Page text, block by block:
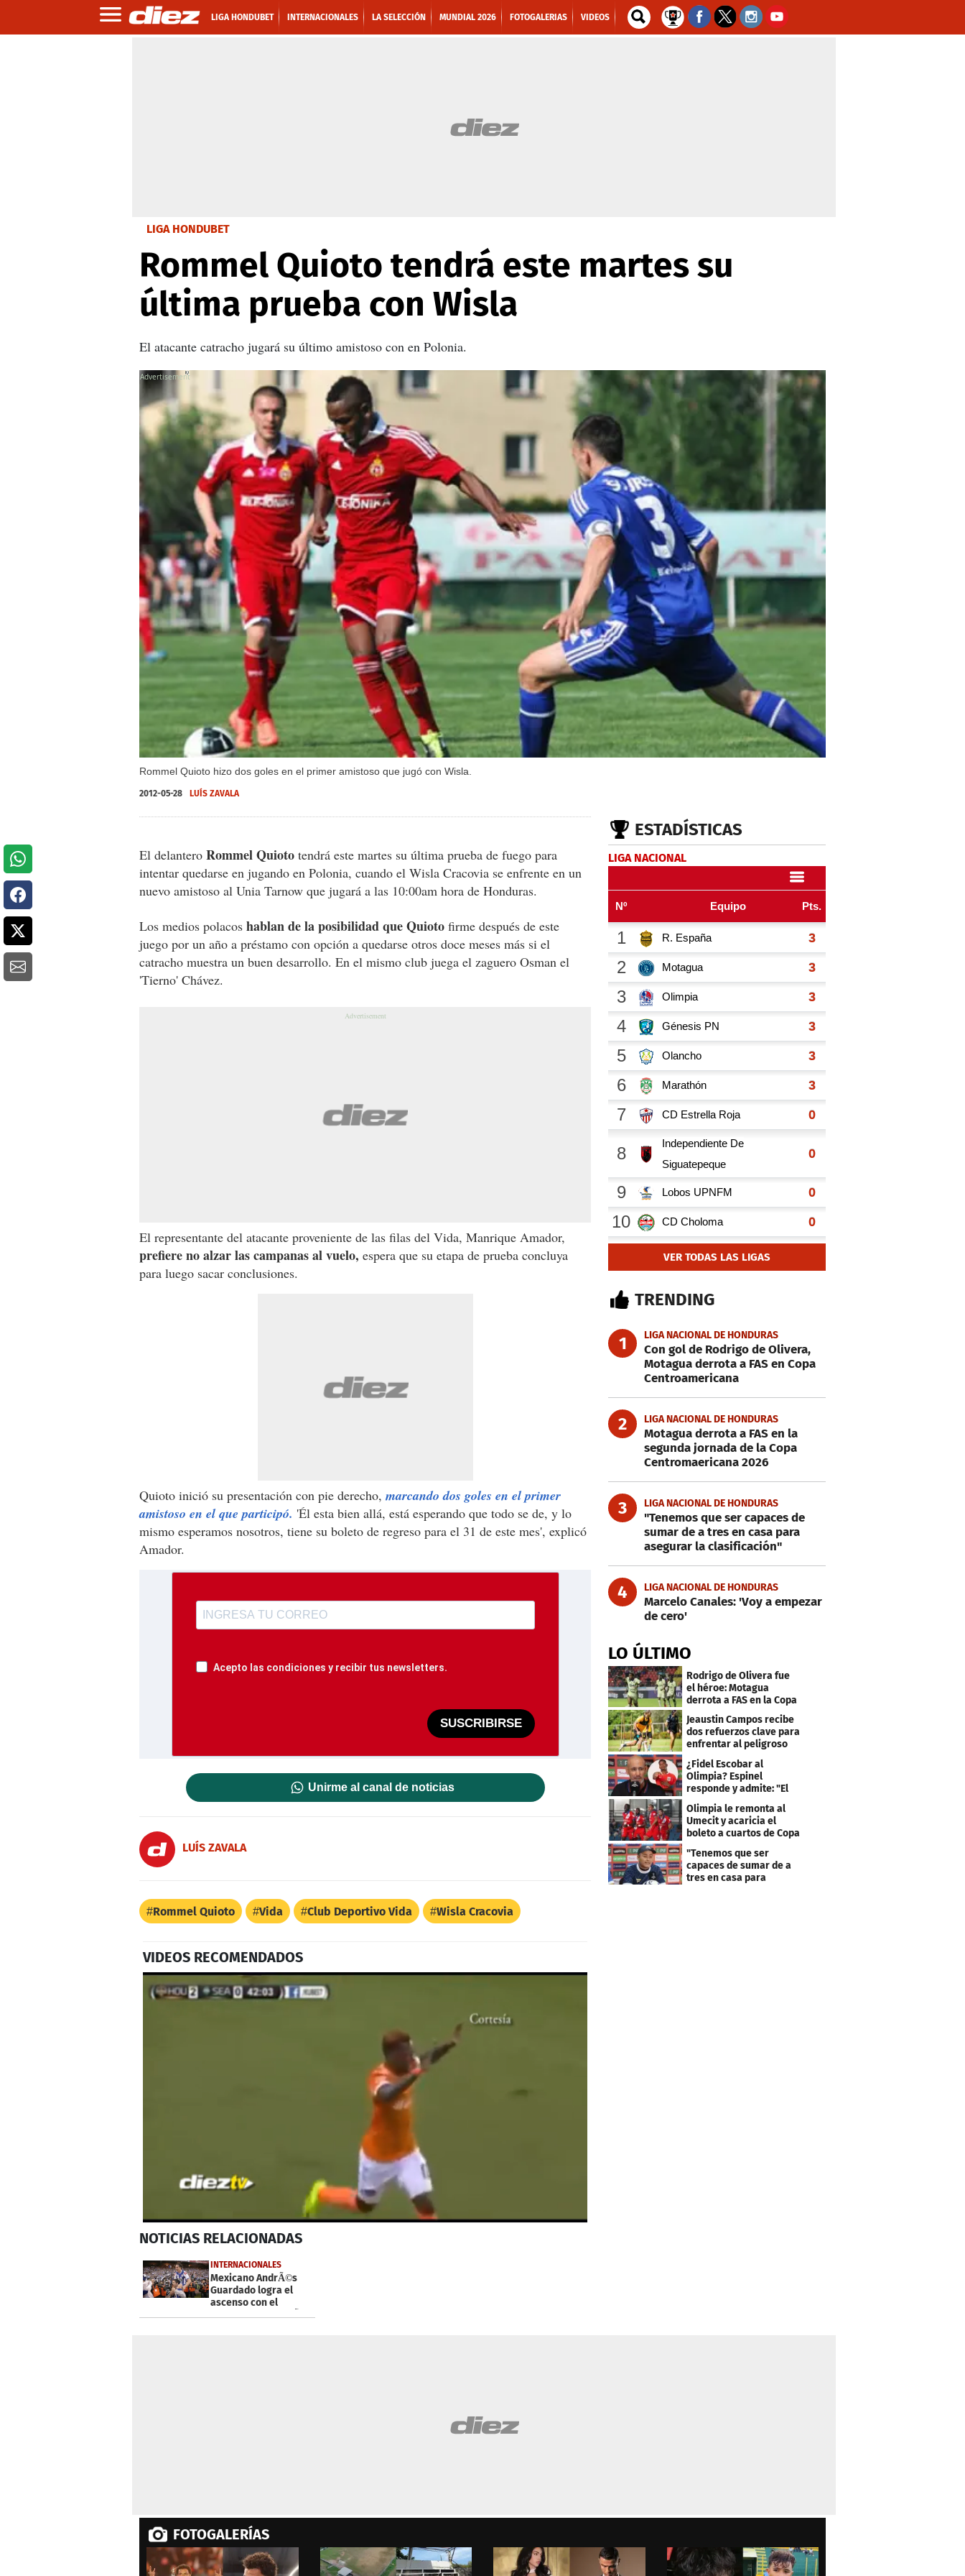
LIGA HONDUBET INTERNACIONALES LA SELECCIÓN MUNDIAL 2026 FOTOGALERIAS VIDEOS
LIGA HONDUBET
Rommel Quioto tendrá este martes su
última prueba con Wisla
El atacante catracho jugará su último amistoso con en Polonia.
Rommel Quioto hizo dos goles en el primer amistoso que jugó con Wisla.
X
2012-05-28 LUÍS ZAVALA
El delantero Rommel Quioto tendrá este martes su última prueba de fuego para
intentar quedarse en jugando en Polonia, cuando el Wisla Cracovia se enfrente en un
nuevo amistoso al Unia Tarnow que jugará a las 10:00am hora de Honduras.
Los medios polacos hablan de la posibilidad que Quioto firme después de este
juego por un año a préstamo con opción a quedarse otros doce meses más si el
catracho muestra un buen desarrollo. En el mismo club juega el zaguero Osman el
'Tierno' Chávez.
El representante del atacante proveniente de las filas del Vida, Manrique Amador,
prefiere no alzar las campanas al vuelo, espera que su etapa de prueba concluya
para luego sacar conclusiones.
Quioto inició su presentación con pie derecho, marcando dos goles en el primer
amistoso en el que participó. 'Él esta bien allá, está esperando que todo se de, y lo
mismo esperamos nosotros, tiene su boleto de regreso para el 31 de este mes', explicó
Amador.
Acepto las condiciones y recibir tus newsletters.
SUSCRIBIRSE
Unirme al canal de noticias
LUÍS ZAVALA
Rommel Quioto Vida Club Deportivo Vida Wisla Cracovia
VIDEOS RECOMENDADOS
seconds
56
secondsVolume
0%
NOTICIAS RELACIONADAS
INTERNACIONALES
Mexicano AndrÃ©s
Guardado logra el
ascenso con el
Deportivo en EspaÃ±a
ESTADÍSTICAS
LIGA NACIONAL
VER TODAS LAS LIGAS
TRENDING
1 LIGA NACIONAL DE HONDURAS
Con gol de Rodrigo de Olivera,
Motagua derrota a FAS en Copa
Centroamericana
2 LIGA NACIONAL DE HONDURAS
Motagua derrota a FAS en la
segunda jornada de la Copa
Centromaericana 2026
3 LIGA NACIONAL DE HONDURAS
"Tenemos que ser capaces de
sumar de a tres en casa para
asegurar la clasificación"
4 LIGA NACIONAL DE HONDURAS
Marcelo Canales: 'Voy a empezar
de cero'
LO ÚLTIMO
Rodrigo de Olivera fue
el héroe: Motagua
derrota a FAS en la Copa
Centroamericana
Jeaustin Campos recibe
dos refuerzos clave para
enfrentar al peligroso
Génesis FC
¿Fidel Escobar al
Olimpia? Espinel
responde y admite: "El
resultado fue corto"
Olimpia le remonta al
Umecit y acaricia el
boleto a cuartos de Copa
"Tenemos que ser
capaces de sumar de a
tres en casa para
FOTOGALERÍAS